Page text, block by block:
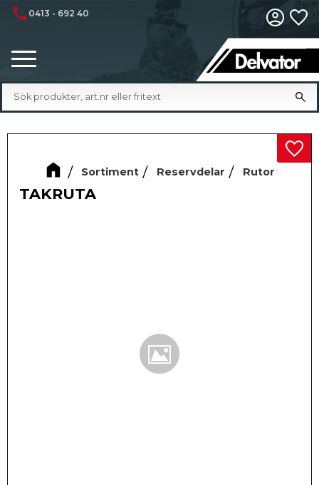
phone 0413 - 692 40
Sortiment Reservdelar Rutor
TAKRUTA